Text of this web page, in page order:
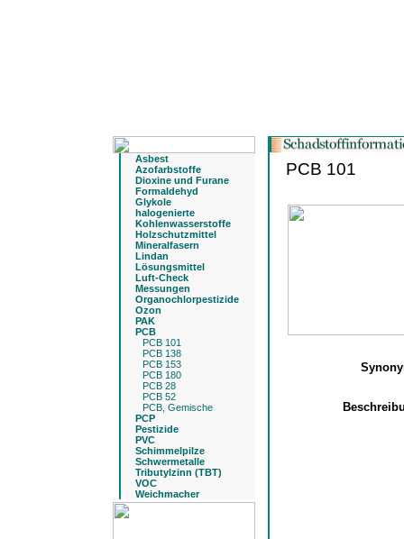
Asbest
Azofarbstoffe
Dioxine und Furane
Formaldehyd
Glykole
halogenierte
Kohlenwasserstoffe
Holzschutzmittel
Mineralfasern
Lindan
Lösungsmittel
Luft-Check
Messungen
Organochlorpestizide
Ozon
PAK
PCB
PCB 101
PCB 138
PCB 153
PCB 180
PCB 28
PCB 52
PCB, Gemische
PCP
Pestizide
PVC
Schimmelpilze
Schwermetalle
Tributylzinn (TBT)
VOC
Weichmacher
PCB 101